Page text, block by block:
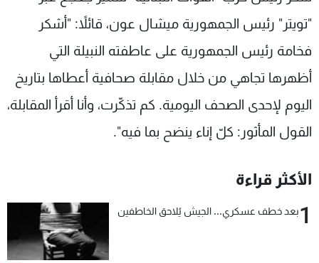
"تويتر" رئيس الجمهورية ميشال عون، قائلاً: "أشكر
فخامة رئيس الجمهورية على عاطفته النبيلة التي
أظهرها تجاهي من خلال مقابلة صحافية أعطاها بتاريخ
اليوم لإحدى الصحف اليومية. كم تذكّرت، وأنا أقرأ المقابلة،
القول المأثور: كلّ إناء ينضح بما فيه".
الأكثر قراءة
1بعد خطف عسكري... الجيش يُلاحق الخاطفين
شاهد البرامج
الترددات
عن MTV
لاعلاناتكم
وظائف
شروط الإسـتخدام
سياسة الخصوصية